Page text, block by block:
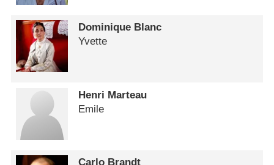
Dominique Blanc
Yvette
Henri Marteau
Emile
Carlo Brandt